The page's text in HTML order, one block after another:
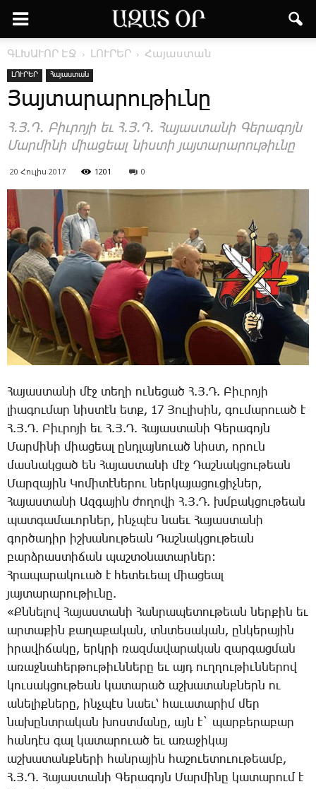
ԳԼԽԱՒՈՐ ԷՋ ԼՈՒՐԵՐ Հայաստան
ԼՈՒՐԵՐ Հայաստան
Յայտարարութիւնը
Հ.Յ.Դ. Բիւրոյի եւ Հ.Յ.Դ. Հայաստանի Գերագոյն
Մարմինի միացեալ նիստի յայտարարութիւնը
20 Հուլիս 2017 1201 0
­Հա­յաս­տա­նի մէջ տե­ղի ու­նե­ցած Հ.Յ.Դ. ­Բիւ­րո­յի
լիա­գու­մար նիս­տէն ետք, 17 ­Յու­լի­սին, գու­մա­րո­ւած է
Հ.Յ.Դ. ­Բիւ­րո­յի եւ Հ.Յ.Դ. ­Հա­յաս­տա­նի ­Գե­րա­գոյն
­Մար­մի­նի միա­ցեալ ընդ­լայ­նո­ւած նիստ, ո­րուն
մաս­նակ­ցած են ­Հա­յաս­տա­նի մէջ ­Դաշ­նակ­ցու­թեան
­Մար­զա­յին ­Կո­մի­տէ­նե­րու ներ­կա­յա­ցու­ցիչ­ներ,
­Հա­յաս­տա­նի Ազ­գա­յին ժո­ղո­վի Հ.Յ.Դ. խմբակ­ցու­թեան
պատ­գա­մա­ւոր­ներ, ինչ­պէս նաեւ ­Հա­յաս­տա­նի
գոր­ծա­դիր իշ­խա­նու­թեան ­Դաշ­նակ­ցու­թեան
բարձ­րաս­տի­ճան պաշ­տօ­նա­տար­ներ:
Հ­րա­պա­րա­կո­ւած է հե­տե­ւեալ միա­ցեալ
յայ­տա­րա­րու­թիւ­նը.
«Քն­նե­լով ­Հա­յաս­տա­նի ­Հան­րա­պե­տու­թեան ներ­քին եւ
ար­տա­քին քա­ղա­քա­կան, տնտե­սա­կան, ըն­կե­րա­յին
ի­րա­վի­ճա­կը, երկ­րի ռազ­մա­վա­րա­կան զար­գաց­ման
ա­ռաջ­նա­հեր­թու­թիւն­նե­րը եւ այդ ուղ­ղու­թիւն­նե­րով
կու­սակ­ցու­թեան կա­տա­րած աշ­խա­տանք­ներն ու
ա­նե­լիք­նե­րը, ինչ­պէս նաեւ՝ հա­ւա­տա­րիմ մեր
նա­խընտ­րա­կան խոստ­մա­նը, այն է` պար­բե­րա­բար
հան­դէս գալ կա­տա­րո­ւած եւ ա­ռա­ջի­կայ
աշ­խա­տանք­նե­րի հան­րա­յին հա­շո­ւե­տո­ւու­թեամբ,
Հ.Յ.Դ. ­Հա­յաս­տա­նի ­Գե­րա­գոյն ­Մար­մի­նը կա­տա­րում է